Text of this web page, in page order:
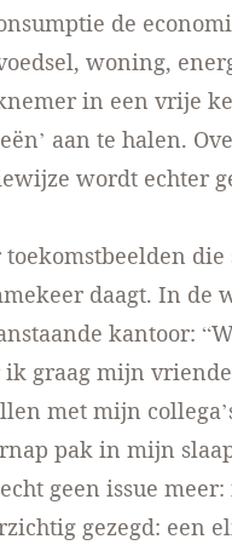
de
woning,
in een vrije
aan te halen.
wordt echter
die
daagt. In de
kantoor:
ik graag mijn
met mijn
pak in mijn
geen issue
gezegd: een